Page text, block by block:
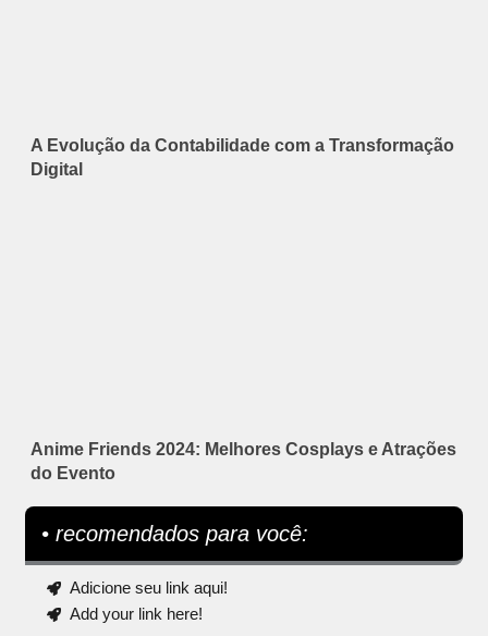
A Evolução da Contabilidade com a Transformação
Digital
Anime Friends 2024: Melhores Cosplays e Atrações
do Evento
• recomendados para você:
Adicione seu link aqui!
Add your link here!